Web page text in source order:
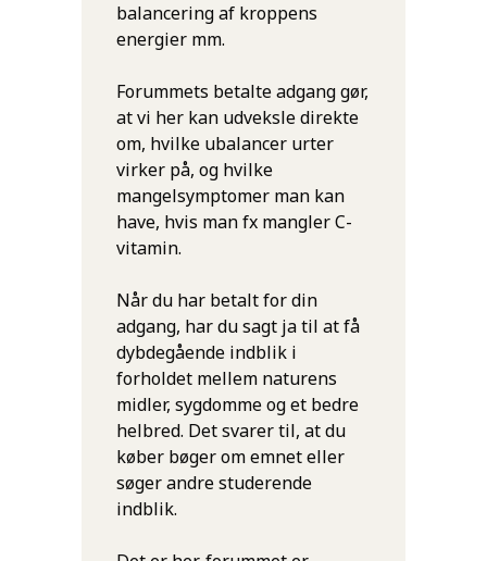
balancering af kroppens
energier mm.
Forummets betalte adgang gør,
at vi her kan udveksle direkte
om, hvilke ubalancer urter
virker på, og hvilke
mangelsymptomer man kan
have, hvis man fx mangler C-
vitamin.
Når du har betalt for din
adgang, har du sagt ja til at få
dybdegående indblik i
forholdet mellem naturens
midler, sygdomme og et bedre
helbred. Det svarer til, at du
køber bøger om emnet eller
søger andre studerende
indblik.